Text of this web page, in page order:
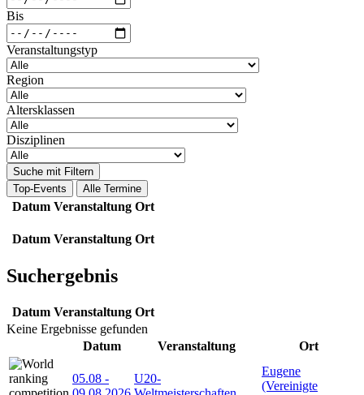
Bis
Veranstaltungstyp
Region
Altersklassen
Disziplinen
Suche mit Filtern
Top-Events
Alle Termine
Datum Veranstaltung Ort
Datum Veranstaltung Ort
Suchergebnis
Datum Veranstaltung Ort
Keine Ergebnisse gefunden
Datum
Veranstaltung Ort
05.08 -
U20-
Eugene
(Vereinigte